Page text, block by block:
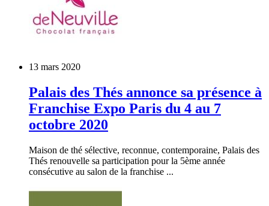
13 mars 2020
Palais des Thés annonce sa présence à
Franchise Expo Paris du 4 au 7
octobre 2020
Maison de thé sélective, reconnue, contemporaine, Palais des
Thés renouvelle sa participation pour la 5ème année
consécutive au salon de la franchise ...